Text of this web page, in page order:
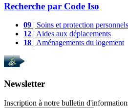
Recherche par Code Iso
09 | Soins et protection personnels
12 | Aides aux déplacements
18 | Aménagements du logement
Newsletter
Inscription à notre bulletin